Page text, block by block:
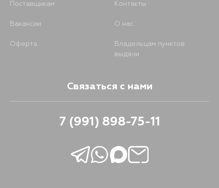
Поставщикам Контакты
Вакансии О нас
Оферта
Владельцам пунктов
выдачи
Связаться с нами
7 (991) 898-75-11